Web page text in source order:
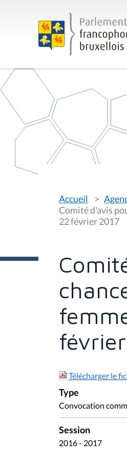
o
u
s
ê
c
:
Accueil
Comité d'avis
22 février 2017
Télécharger le
Type
Convocation
Session
2016 - 2017